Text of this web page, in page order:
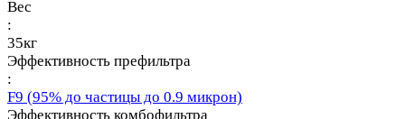
Вес
:
35кг
Эффективность префильтра
:
F9 (95% до частицы до 0.9 микрон)
Эффективность комбофильтра